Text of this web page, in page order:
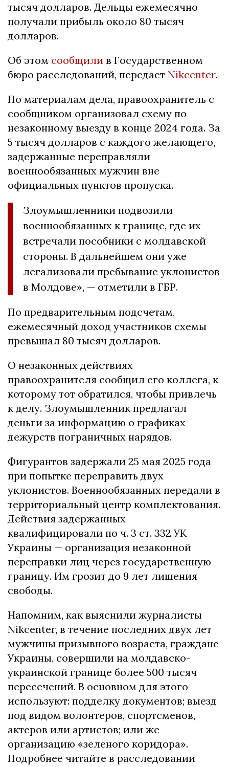
тысяч долларов. Дельцы ежемесячно
получали прибыль около 80 тысяч
долларов.
Об этом сообщили в Государственном
бюро расследований, передает Nikcenter.
По материалам дела, правоохранитель с
сообщником организовал схему по
незаконному выезду в конце 2024 года. За
5 тысяч долларов с каждого желающего,
задержанные переправляли
военнообязанных мужчин вне
официальных пунктов пропуска.
Злоумышленники подвозили
военнообязанных к границе, где их
встречали пособники с молдавской
стороны. В дальнейшем они уже
легализовали пребывание уклонистов
в Молдове», — отметили в ГБР.
По предварительным подсчетам,
ежемесячный доход участников схемы
превышал 80 тысяч долларов.
О незаконных действиях
правоохранителя сообщил его коллега, к
которому тот обратился, чтобы привлечь
к делу. Злоумышленник предлагал
деньги за информацию о графиках
дежурств пограничных нарядов.
Фигурантов задержали 25 мая 2025 года
при попытке переправить двух
уклонистов. Военнообязанных передали в
территориальный центр комплектования.
Действия задержанных
квалифицировали по ч. 3 ст. 332 УК
Украины — организация незаконной
переправки лиц через государственную
границу. Им грозит до 9 лет лишения
свободы.
Напомним, как выяснили журналисты
Nikcenter, в течение последних двух лет
мужчины призывного возраста, граждане
Украины, совершили на молдавско-
украинской границе более 500 тысяч
пересечений. В основном для этого
используют: подделку документов; выезд
под видом волонтеров, спортсменов,
актеров или артистов; или же
организацию «зеленого коридора».
Подробнее читайте в расследовании